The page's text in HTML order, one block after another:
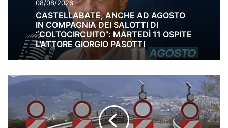
08/08/2026
CASTELLABATE, ANCHE AD AGOSTO
IN COMPAGNIA DEI SALOTTI DI
“COLTOCIRCUITO”: MARTEDÌ 11 OSPITE
L’ATTORE GIORGIO PASOTTI
Ponte
Caiazzano,
Finalmente
iniziano